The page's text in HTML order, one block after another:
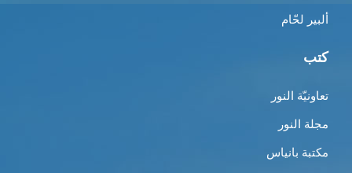
ألبير لحّام
كتب
تعاونيّة النور
مجلة النور
مكتبة بانياس